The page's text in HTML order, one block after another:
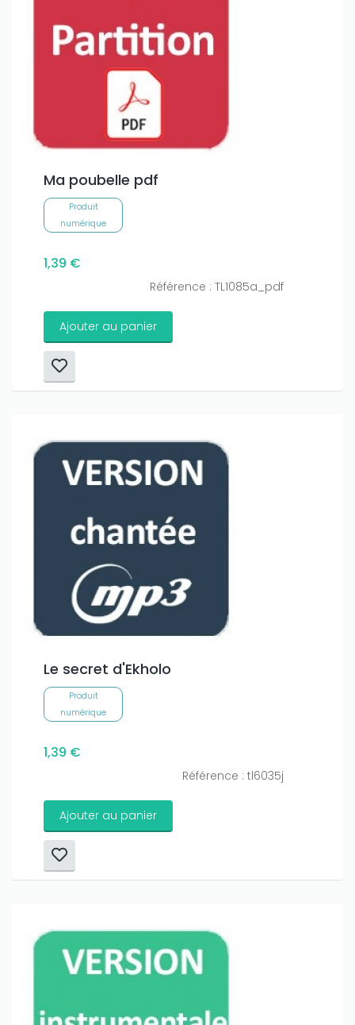
Ma poubelle pdf
Produit
numérique
1,39 €
Référence : TL1085a_pdf
Ajouter au panier
Le secret d'Ekholo
Produit
numérique
1,39 €
Référence : tl6035j
Ajouter au panier